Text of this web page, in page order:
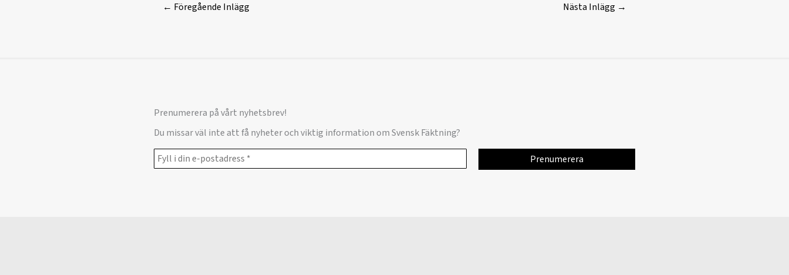
← Föregående Inlägg Nästa Inlägg →
Prenumerera på vårt nyhetsbrev!
Du missar väl inte att få nyheter och viktig information om Svensk Fäktning?